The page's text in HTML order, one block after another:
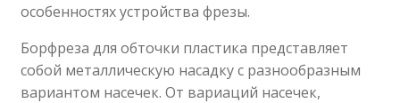
особенностях устройства фрезы.
Борфреза для обточки пластика представляет
собой металлическую насадку с разнообразным
вариантом насечек. От вариаций насечек,